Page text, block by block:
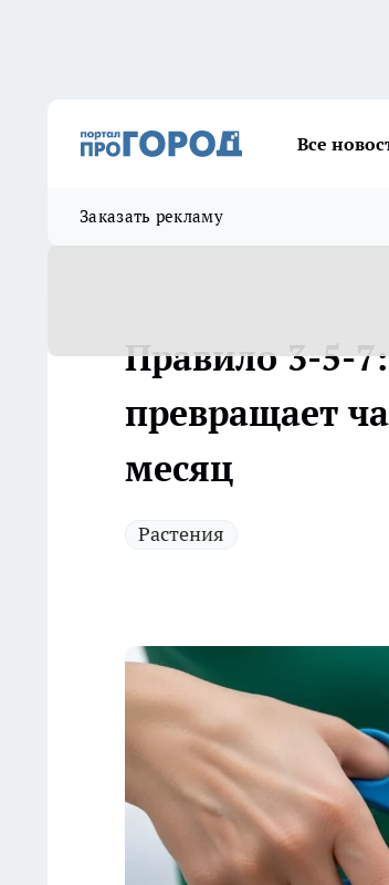
Все
Заказать рекламу
Правило 3-5-
превращает
месяц
Растения